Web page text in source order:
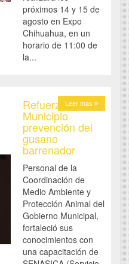
próximos 14 y 15 de
agosto en Expo
Chihuahua, en un
horario de 11:00 de
la...
Leer mas
Refuerza
Municipio
prevención del
gusano
barrenador
Personal de la
Coordinación de
Medio Ambiente y
Protección Animal del
Gobierno Municipal,
fortaleció sus
conocimientos con
una capacitación de